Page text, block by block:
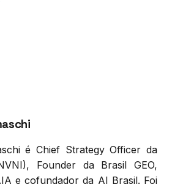
é Chief Strategy Officer da
Founder da Brasil GEO,
e cofundador da AI Brasil. Foi